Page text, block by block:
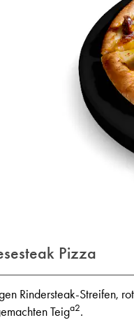
Pizza
Rindersteak-Streifen,
Teiga2.